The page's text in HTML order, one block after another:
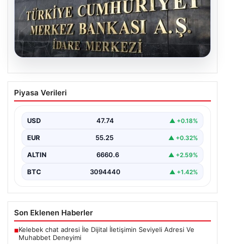
07.08.2026
Merkez Bankası faiz kararı ne zaman?
Ekonomistlerin nisan ayı faiz beklentisi
Piyasa Verileri
USD 47.74 ▲ +0.18%
EUR 55.25 ▲ +0.32%
ALTIN 6660.6 ▲ +2.59%
BTC 3094440 ▲ +1.42%
Son Eklenen Haberler
■Kelebek chat adresi İle Dijital İletişimin Seviyeli Adresi Ve
Muhabbet Deneyimi